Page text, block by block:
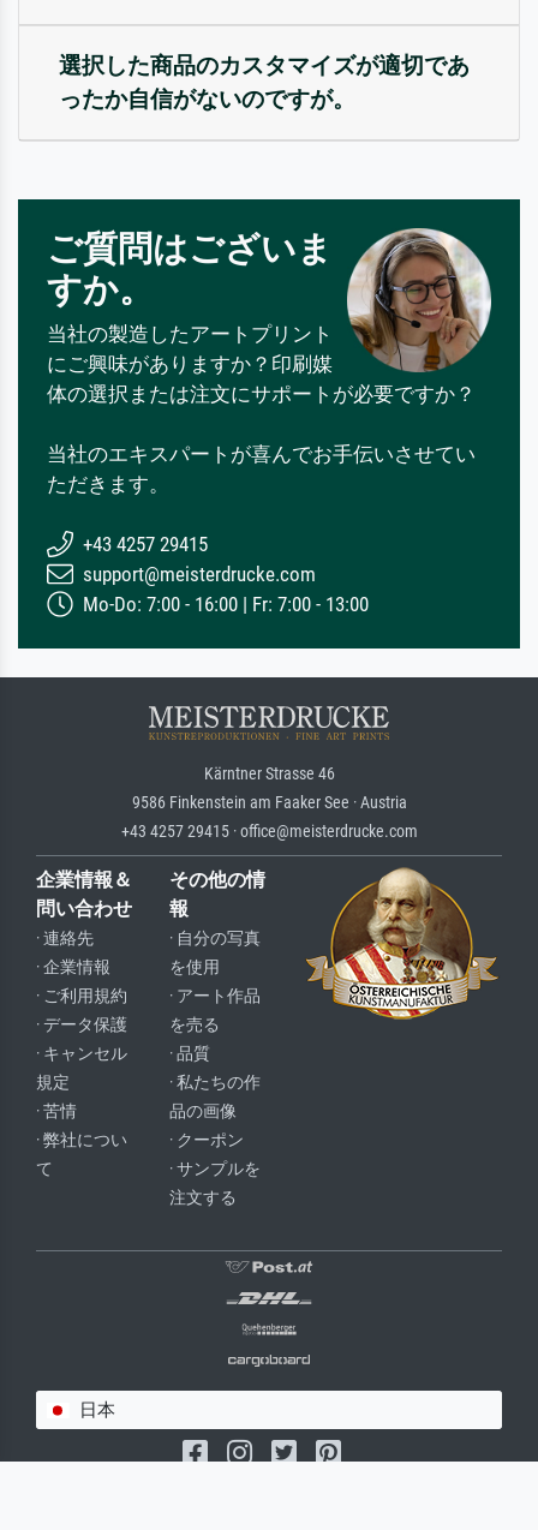
選択した商品のカスタマイズが適切であ
ったか自信がないのですが。
ご質問はございま
すか。
当社の製造したアートプリント
にご興味がありますか？印刷媒
体の選択または注文にサポートが必要ですか？
当社のエキスパートが喜んでお手伝いさせてい
ただきます。
+43 4257 29415
support@meisterdrucke.com
Mo-Do: 7:00 - 16:00 | Fr: 7:00 - 13:00
Kärntner Strasse 46
9586 Finkenstein am Faaker See · Austria
+43 4257 29415 · office@meisterdrucke.com
企業情報＆
問い合わせ
· 連絡先
· 企業情報
· ご利用規約
· データ保護
· キャンセル
規定
· 苦情
· 弊社につい
て
その他の情
報
· 自分の写真
を使用
· アート作品
を売る
· 品質
· 私たちの作
品の画像
· クーポン
· サンプルを
注文する
日本